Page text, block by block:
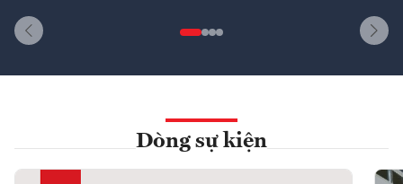
Dòng sự kiện